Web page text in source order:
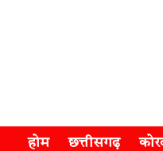
होम छत्तीसगढ़